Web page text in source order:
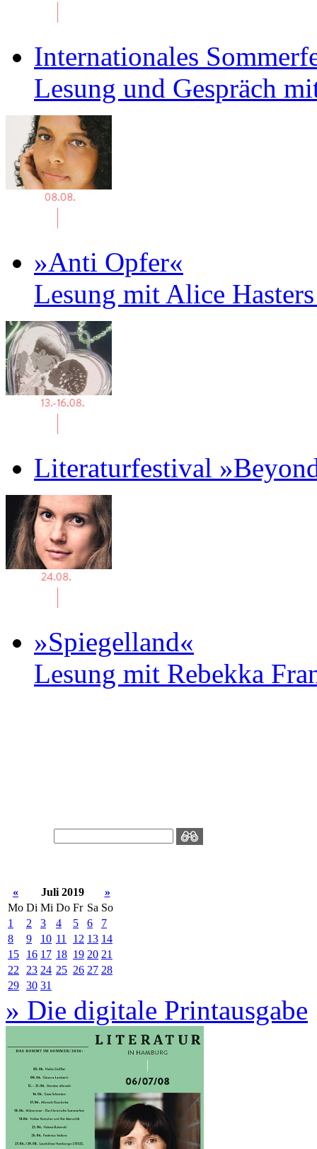
Internationales
Lesung und Gespräch
»Anti Opfer«
Lesung mit Alice
Literaturfestival
»Spiegelland«
Lesung mit Rebekka
« Juli 2019
»
Mo Di Mi Do Fr Sa So
1
2 3 4 5 6
7
8
9 10 11 12 13 14
15
16 17 18 19 20 21
22
23 24 25 26 27 28
29 30 31
» Die digitale Printausgabe